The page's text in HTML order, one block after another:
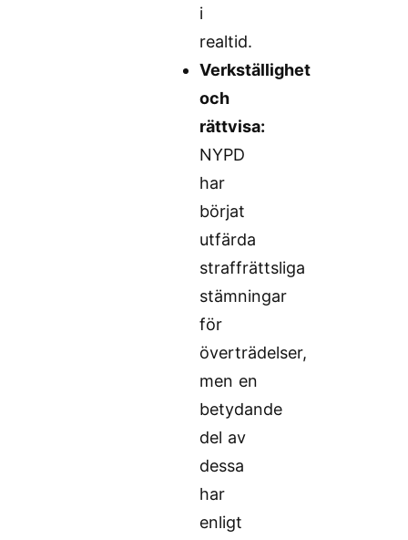
i
realtid.
Verkställighet
och
rättvisa:
NYPD
har
börjat
utfärda
straffrättsliga
stämningar
för
överträdelser,
men en
betydande
del av
dessa
har
enligt